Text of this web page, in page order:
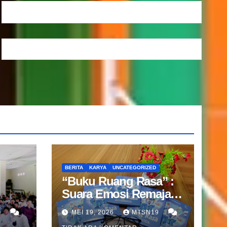
BERITA KARYA UNCATEGORIZED
“Buku Ruang Rasa” :
Suara Emosi Remaja
dalam Karya Guru BK
MTsN 19 Jakarta
MEI 19, 2026 MTSN19